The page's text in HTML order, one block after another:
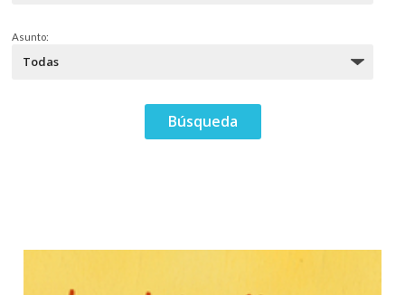
Asunto: